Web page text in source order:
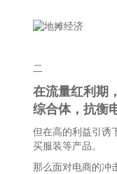
二
在流量红利期
综合体，抗衡
但在高的利益引诱
买服装等产品。
那么面对电商的冲